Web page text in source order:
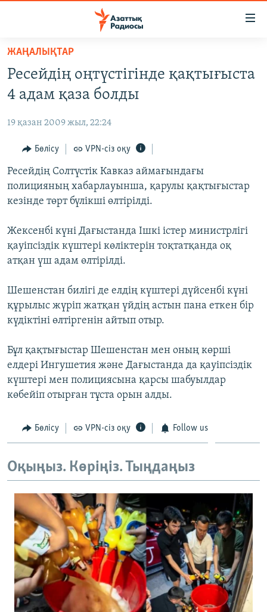
Skip
main
content
to
Navigation
Skip
to
Search
ҚАҢТАР ОҚИҒАСЫ
АДАМ ҚҰҚЫҚТАРЫ
ӘЛЕУМЕТ
ӘЛЕМ
Русский
ЖАҢАЛЫҚТАР
Ресейдің оңтүстігінде қақтығыста
4 адам қаза болды
19 қазан 2009 жыл, 22:24
Бөлісу VPN-сіз оқу
Ресейдің Солтүстік Кавказ аймағындағы
полицияның хабарлауынша, қарулы қақтығыстар
кезінде төрт бүлікші өлтірілді.
Жексенбі күні Дағыстанда Ішкі істер министрлігі
қауіпсіздік күштері көліктерін тоқтатқанда оқ
атқан үш адам өлтірілді.
Шешенстан билігі де елдің күштері дүйсенбі күні
құрылыс жүріп жатқан үйдің астын пана еткен бір
күдіктіні өлтіргенін айтып отыр.
Бұл қақтығыстар Шешенстан мен оның көрші
елдері Ингушетия және Дағыстанда да қауіпсіздік
күштері мен полициясына қарсы шабуылдар
көбейіп отырған тұста орын алды.
Бөлісу VPN-сіз оқу Follow us
Оқыңыз. Көріңіз. Тыңдаңыз